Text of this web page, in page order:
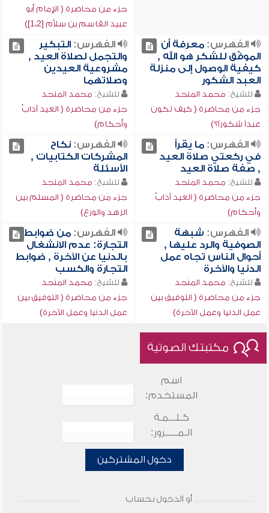
جزء من محاضرة ( الإمام أبو
عبيد القاسم بن سلاَّم [1،2])
الفهرس:معرفة أن
الموفِّق للشكر هو الله ,
كيفية الوصول إلى منزلة
العبد الشكور
للشيخ: محمد المنجد
جزء من محاضرة ( كيف تكون
عبداً شكوراً؟)
الفهرس:التبكير
والتجمل لصلاة العيد ,
مشروعية العيدين
وصلاتهما
للشيخ: محمد المنجد
جزء من محاضرة ( العيد آدابٌ
وأحكام)
الفهرس:ما يقرأ
في ركعتي صلاة العيد
, صفة صلاة العيد
للشيخ: محمد المنجد
جزء من محاضرة ( العيد آدابٌ
وأحكام)
الفهرس:نكاح
المشركات الكتابيات ,
الأسئلة
للشيخ: محمد المنجد
جزء من محاضرة ( المسلم بين
الزهد والورع)
الفهرس: شبهة
الصوفية والرد عليها ,
أحوال الناس تجاه عمل
الدنيا والآخرة
للشيخ: محمد المنجد
جزء من محاضرة ( التوفيق بين
عمل الدنيا وعمل الآخرة)
الفهرس:من ضوابط
التجارة: عدم الانشغال
بالدنيا عن الآخرة , ضوابط
التجارة والكسب
للشيخ: محمد المنجد
جزء من محاضرة ( التوفيق بين
عمل الدنيا وعمل الآخرة)
مكتبتك الصوتية
اسم
المستخدم:
كـلـــمـة
الـمـــــرور:
دخول المشتركين
أو الدخول بحساب